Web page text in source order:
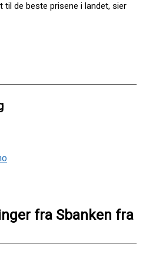
til de beste prisene i landet, sier
fra Sbanken fra